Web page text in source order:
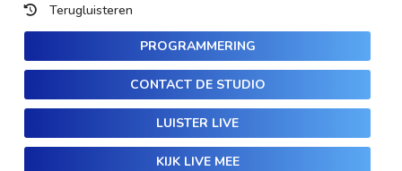
Terugluisteren
PROGRAMMERING
CONTACT DE STUDIO
LUISTER LIVE
KIJK LIVE MEE